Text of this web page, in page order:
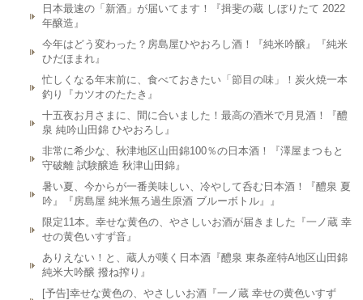
日本最速の「新酒」が届いてます！『揖斐の蔵 しぼりたて 2022
年醸造』
今年はどう変わった？房島屋ひやおろし酒！『純米吟醸』『純米
ひだほまれ』
忙しくなる年末前に、食べておきたい「節目の味」！炭火焼一本
釣り『カツオのたたき』
十五夜お月さまに、間に合いました！最高の酒米で月見酒！『醴
泉 純吟山田錦 ひやおろし』
非常に希少な、秋津地区山田錦100％の日本酒！『澤屋まつもと
守破離 試験醸造 秋津山田錦』
暑い夏、今からが一番美味しい、冷やして呑む日本酒！『醴泉 夏
吟』『房島屋 純米無ろ過生原酒 ブルーボトル』』
限定11本。幸せな黄色の、やさしいお酒が届きました『一ノ蔵 幸
せの黄色いすず音』
ありえない！と、蔵人が嘆く日本酒『醴泉 東条産特A地区山田錦
純米大吟醸 撥ね搾り』
[予告]幸せな黄色の、やさしいお酒『一ノ蔵 幸せの黄色いすず